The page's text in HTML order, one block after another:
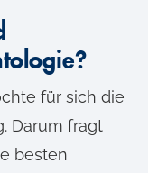
für sich die
Darum fragt
besten